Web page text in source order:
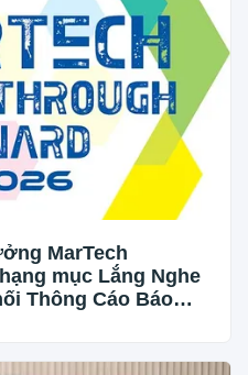
MarTech
mục Lắng Nghe
Thông Cáo Báo